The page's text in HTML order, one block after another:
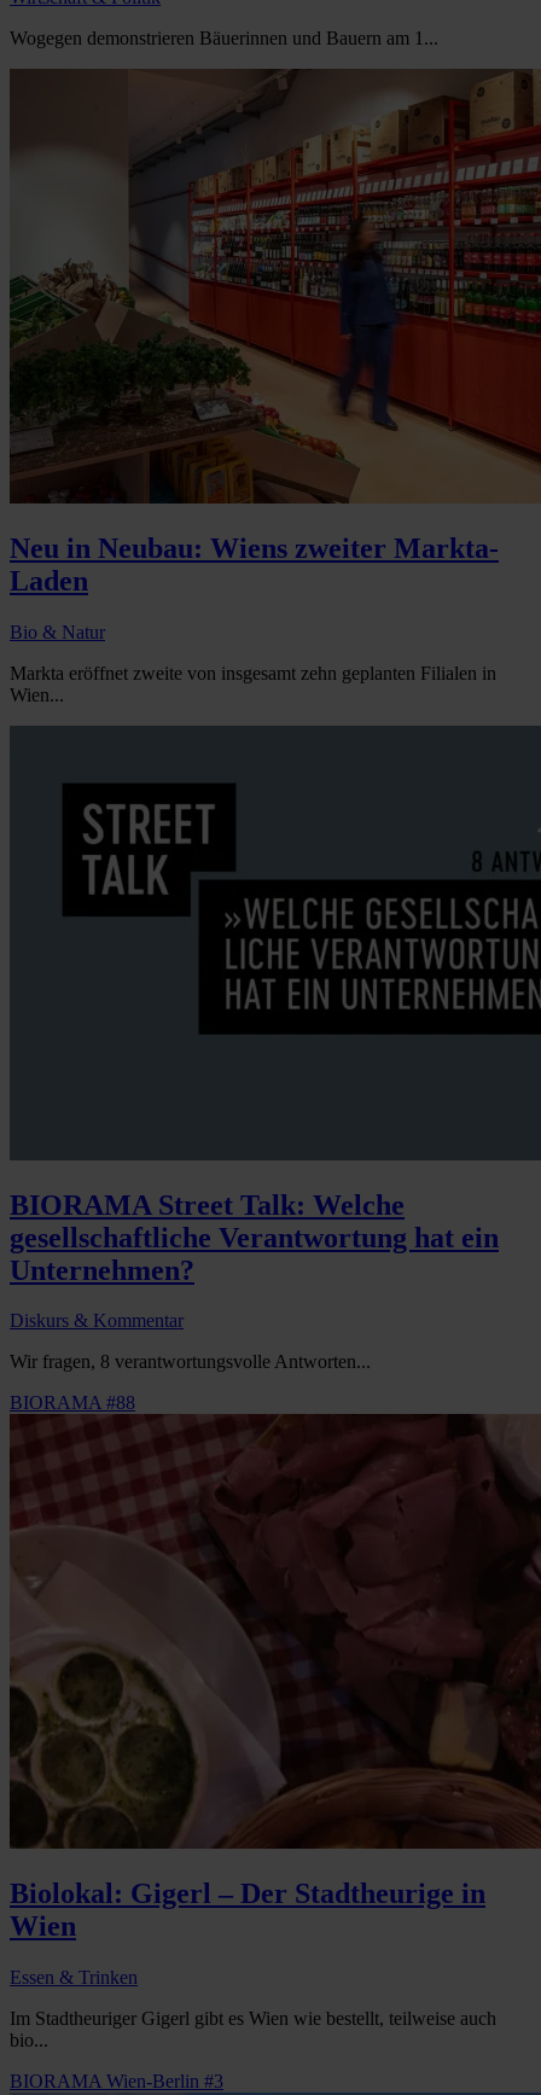
Wogegen demonstrieren Bäuerinnen und Bauern am 1...
Neu in Neubau: Wiens zweiter Markta-
Laden
Bio & Natur
Markta eröffnet zweite von insgesamt zehn geplanten Filialen in
Wien...
BIORAMA Street Talk: Welche
gesellschaftliche Verantwortung hat ein
Unternehmen?
Diskurs & Kommentar
Wir fragen, 8 verantwortungsvolle Antworten...
BIORAMA #88
Biolokal: Gigerl – Der Stadtheurige in
Wien
Essen & Trinken
Im Stadtheuriger Gigerl gibt es Wien wie bestellt, teilweise auch
bio...
BIORAMA Wien-Berlin #3